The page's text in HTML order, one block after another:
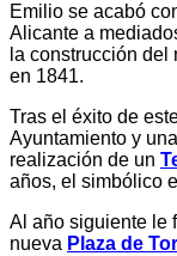
Emilio se acabó
Alicante a
la construcción del
en 1841.
Tras el éxito de
Ayuntamiento y
realización de un
años, el simbólico
Al año siguiente le
nueva Plaza de